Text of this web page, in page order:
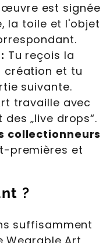
œuvre est signée
la toile et l'objet
Tu reçois la
création et tu
suivante.
travaille avec
„live drops“.
collectionneurs
premières et
?
suffisamment